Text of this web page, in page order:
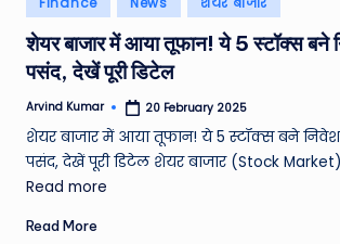
e
a
t
h
er
,
T
in
शेयर बाजार में आया तूफान! ये 5 स्टॉक्स बने
पसंद, देखें पूरी डिटेल
Posted
by
Arvind Kumar 20 February 2025
शेयर बाजार में आया तूफान! ये 5 स्टॉक्स बने
पसंद, देखें पूरी डिटेल शेयर बाजार (Stock
Read more
Read More